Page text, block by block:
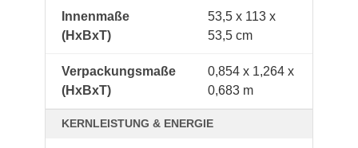
Innenmaße
(HxBxT)
53,5 x 113 x
53,5 cm
Verpackungsmaße
(HxBxT)
0,854 x 1,264 x
0,683 m
KERNLEISTUNG & ENERGIE